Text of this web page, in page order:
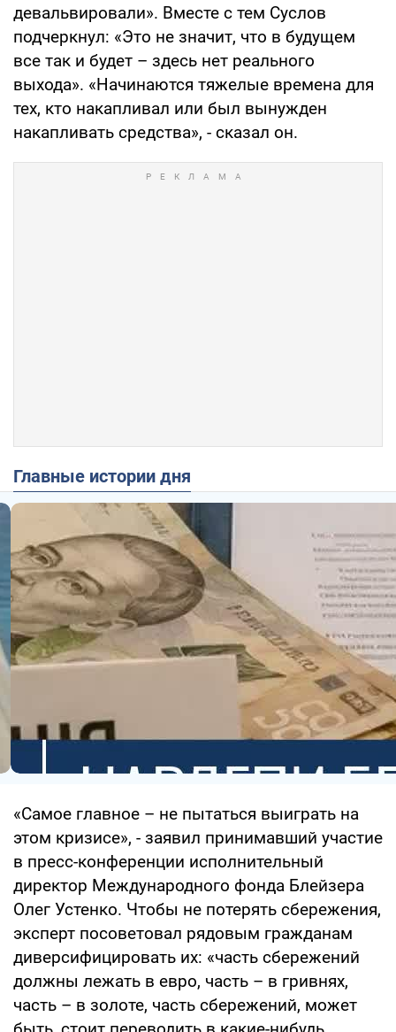
девальвировали». Вместе с тем Суслов
подчеркнул: «Это не значит, что в будущем
все так и будет – здесь нет реального
выхода». «Начинаются тяжелые времена для
тех, кто накапливал или был вынужден
накапливать средства», - сказал он.
Главные истории дня
«Самое главное – не пытаться выиграть на
этом кризисе», - заявил принимавший участие
в пресс-конференции исполнительный
директор Международного фонда Блейзера
Олег Устенко. Чтобы не потерять сбережения,
эксперт посоветовал рядовым гражданам
диверсифицировать их: «часть сбережений
должны лежать в евро, часть – в гривнях,
часть – в золоте, часть сбережений, может